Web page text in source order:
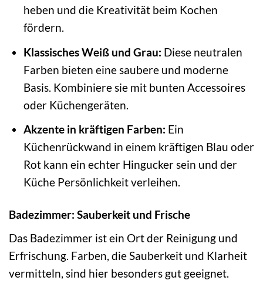
heben und die Kreativität beim Kochen
fördern.
Klassisches Weiß und Grau: Diese neutralen
Farben bieten eine saubere und moderne
Basis. Kombiniere sie mit bunten Accessoires
oder Küchengeräten.
Akzente in kräftigen Farben: Ein
Küchenrückwand in einem kräftigen Blau oder
Rot kann ein echter Hingucker sein und der
Küche Persönlichkeit verleihen.
Badezimmer: Sauberkeit und Frische
Das Badezimmer ist ein Ort der Reinigung und
Erfrischung. Farben, die Sauberkeit und Klarheit
vermitteln, sind hier besonders gut geeignet.